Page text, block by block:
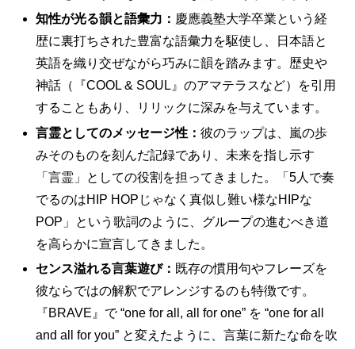
知性が光る韻と語彙力： 慶應義塾大学卒業という経
歴に裏打ちされた豊富な語彙力を駆使し、日本語と
英語を織り交ぜながら巧みに韻を踏みます。歴史や
神話（『COOL & SOUL』のアマテラスなど）を引用
することもあり、リリックに深みを与えています。
言霊としてのメッセージ性：彼のラップは、嵐の歩
みそのものを刻んだ記録であり、未来を指し示す
「言霊」としての役割を担ってきました。「5人で奏
でるのはHIP HOPじゃなく真似し難い様なHIPな
POP」という歌詞のように、グループの進むべき道
を高らかに宣言してきました。
センス溢れる言葉遊び： 既存の慣用句やフレーズを
彼ならではの解釈でアレンジするのも特徴です。
『BRAVE』で “one for all, all for one” を “one for all
and all for you” と変えたように、言葉に新たな命を吹